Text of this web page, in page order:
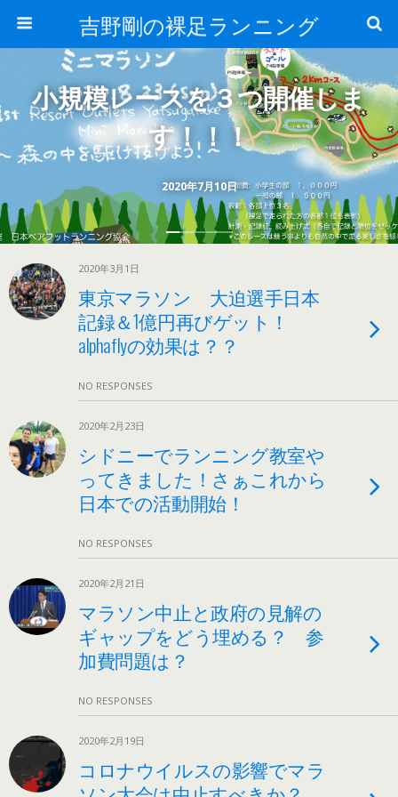
吉野剛の裸足ランニング
2020年7月10日
小規模レースを３つ開催しま
す！！！
2020年3月1日
東京マラソン 大迫選手日本
記録＆1億円再びゲット！
alphaflyの効果は？？
NO RESPONSES
2020年2月23日
シドニーでランニング教室や
ってきました！さぁこれから
日本での活動開始！
NO RESPONSES
2020年2月21日
マラソン中止と政府の見解の
ギャップをどう埋める？ 参
加費問題は？
NO RESPONSES
2020年2月19日
コロナウイルスの影響でマラ